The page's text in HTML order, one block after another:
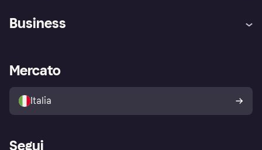
Assistenza
Esplora i negozi
Politica di protezione
dell'acquirente Klarna
Business
Accesso aziende
Mercato
Italia
Segui